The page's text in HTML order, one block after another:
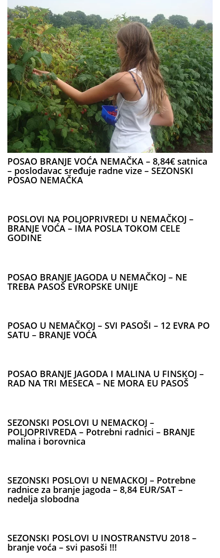
POSAO BRANJE VOĆA NEMAČKA – 8,84€ satnica
– poslodavac sređuje radne vize – SEZONSKI
POSAO NEMAČKA
POSLOVI NA POLJOPRIVREDI U NEMAČKOJ –
BRANJE VOĆA – IMA POSLA TOKOM CELE
GODINE
POSAO BRANJE JAGODA U NEMAČKOJ – NE
TREBA PASOŠ EVROPSKE UNIJE
POSAO U NEMAČKOJ – SVI PASOŠI – 12 EVRA PO
SATU – BRANJE VOĆA
POSAO BRANJE JAGODA I MALINA U FINSKOJ –
RAD NA TRI MESECA – NE MORA EU PASOŠ
SEZONSKI POSLOVI U NEMACKOJ –
POLJOPRIVREDA – Potrebni radnici – BRANJE
malina i borovnica
SEZONSKI POSLOVI U NEMACKOJ – Potrebne
radnice za branje jagoda – 8,84 EUR/SAT –
nedelja slobodna
SEZONSKI POSLOVI U INOSTRANSTVU 2018 –
branje voća – svi pasoši !!!